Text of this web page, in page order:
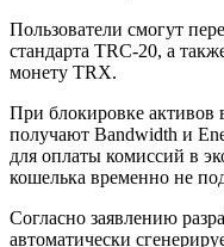
Пользователи смогут
стандарта TRC-20, а
монету TRX.
При блокировке
получают Bandwidth и
для оплаты комиссий в
кошелька временно не
Согласно заявлению
автоматически